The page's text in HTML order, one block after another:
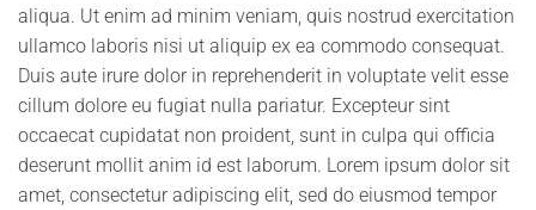
aliqua. Ut enim ad minim veniam, quis nostrud exercitation
ullamco laboris nisi ut aliquip ex ea commodo consequat.
Duis aute irure dolor in reprehenderit in voluptate velit esse
cillum dolore eu fugiat nulla pariatur. Excepteur sint
occaecat cupidatat non proident, sunt in culpa qui officia
deserunt mollit anim id est laborum. Lorem ipsum dolor sit
amet, consectetur adipiscing elit, sed do eiusmod tempor